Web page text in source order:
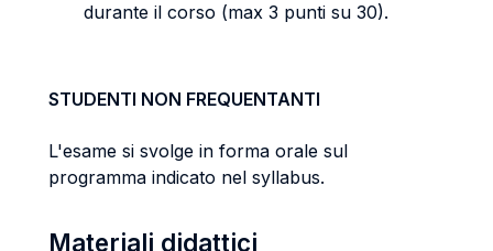
durante il corso (max 3 punti su 30).
STUDENTI NON FREQUENTANTI
L'esame si svolge in forma orale sul
programma indicato nel syllabus.
Materiali didattici